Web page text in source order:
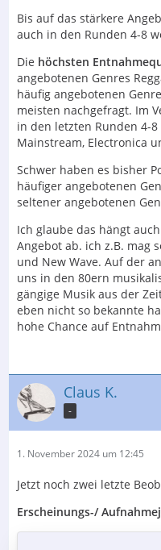
Bis auf das stärkere
auch in den Runden 4-8
Die höchsten
angebotenen Genres
häufig angebotenen
meisten nachgefragt. Im
in den letzten Runden 4-
Mainstream, Electronica
Schwer haben es bisher
häufiger angebotenen
seltener angebotenen
Ich glaube das hängt
Angebot ab. ich z.B. mag
und New Wave. Auf der
uns in den 80ern
gängige Musik aus der
eben nicht so bekannte
hohe Chance auf
Claus K.
-
1. November 2024 um 12:45
Jetzt noch zwei letzte
Erscheinungs-/